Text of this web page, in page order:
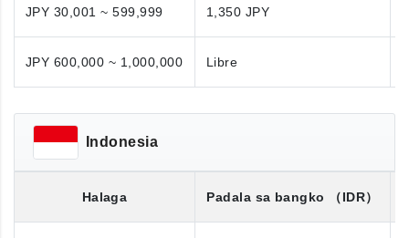
JPY 30,001 ~ 599,999 1,350 JPY
JPY 600,000 ~ 1,000,000 Libre
Indonesia
Halaga Padala sa bangko （IDR）